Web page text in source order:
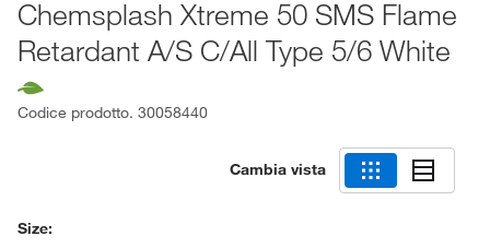
Chemsplash Xtreme 50 SMS Flame
Retardant A/S C/All Type 5/6 White
Codice prodotto. 30058440
Cambia vista
Size: